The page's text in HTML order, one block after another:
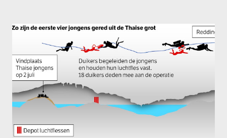
paspoppen staat. Die blik en dat achteloze herstel waren het
wachten meer dan waard.